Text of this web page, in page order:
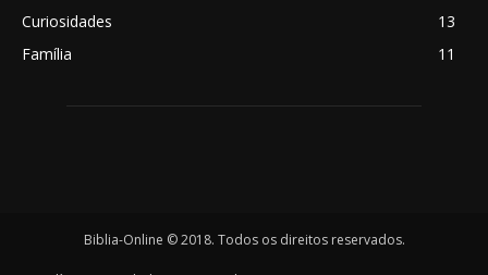
Curiosidades
13
Família
11
Biblia-Online © 2018. Todos os direitos reservados.